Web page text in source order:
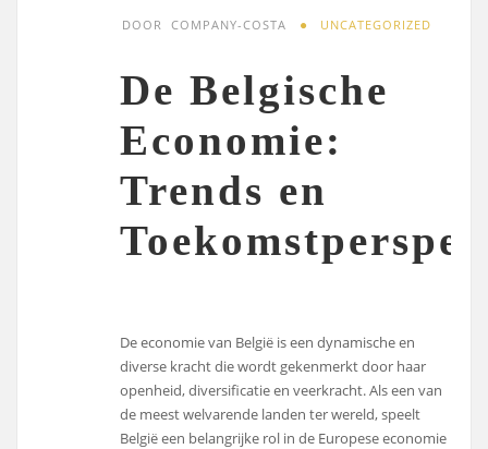
DOOR COMPANY-COSTA UNCATEGORIZED
De Belgische
Economie:
Trends en
De economie van België is een dynamische en
diverse kracht die wordt gekenmerkt door haar
openheid, diversificatie en veerkracht. Als een van
de meest welvarende landen ter wereld, speelt
België een belangrijke rol in de Europese economie